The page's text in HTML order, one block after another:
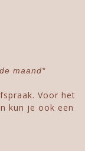
maand*
Voor het
kun je ook een